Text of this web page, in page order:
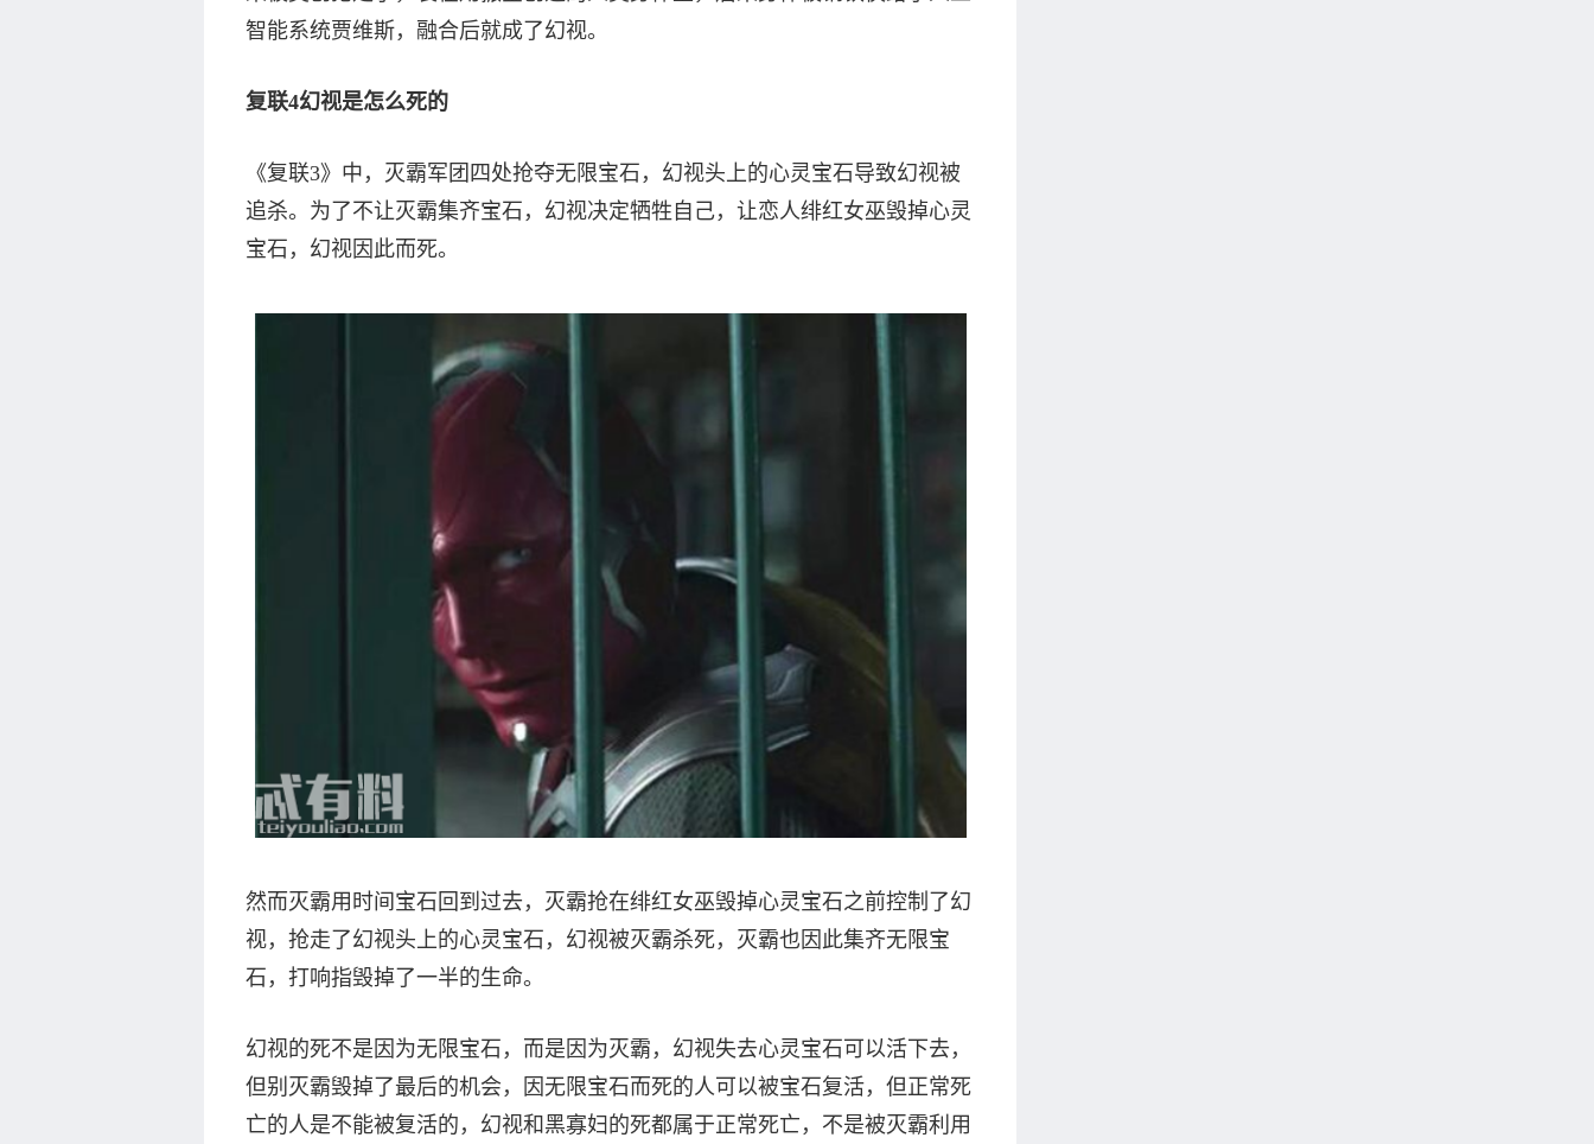
智能系统贾维斯，融合后就成了幻视。
复联4幻视是怎么死的
《复联3》中，灭霸军团四处抢夺无限宝石，幻视头上的心灵宝石导致幻视被
追杀。为了不让灭霸集齐宝石，幻视决定牺牲自己，让恋人绯红女巫毁掉心灵
宝石，幻视因此而死。
然而灭霸用时间宝石回到过去，灭霸抢在绯红女巫毁掉心灵宝石之前控制了幻
视，抢走了幻视头上的心灵宝石，幻视被灭霸杀死，灭霸也因此集齐无限宝
石，打响指毁掉了一半的生命。
幻视的死不是因为无限宝石，而是因为灭霸，幻视失去心灵宝石可以活下去，
但别灭霸毁掉了最后的机会，因无限宝石而死的人可以被宝石复活，但正常死
亡的人是不能被复活的，幻视和黑寡妇的死都属于正常死亡，不是被灭霸利用